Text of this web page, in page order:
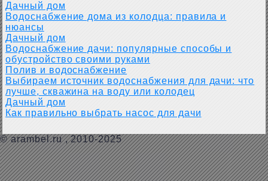
Дачный дом
Водоснабжение дома из колодца: правила и
нюансы
Дачный дом
Водоснабжение дачи: популярные способы и
обустройство своими руками
Полив и водоснабжение
Выбираем источник водоснабжения для дачи: что
лучше, скважина на воду или колодец
Дачный дом
Как правильно выбрать насос для дачи
© arambel.ru, 2010-2025